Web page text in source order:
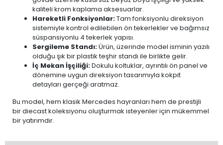
kaliteli krom kaplama aksesuarlar.
Hareketli Fonksiyonlar:Tam fonksiyonlu direksiyon
sistemiyle kontrol edilebilen ön tekerlekler ve bağımsız
süspansiyonlu 4 tekerlek yapısı.
Sergileme Standı:Ürün, üzerinde model isminin yazılı
olduğu şık bir plastik teşhir standı ile birlikte gelir.
İç Mekan İşçiliği:Dokulu koltuklar, ayrıntılı ön panel ve
dönemine uygun direksiyon tasarımıyla kokpit
detayları gerçeği aratmaz.
Bu model, hem klasik Mercedes hayranları hem de prestijli
bir diecast koleksiyonu oluşturmak isteyenler için mükemmel
bir yatırımdır.